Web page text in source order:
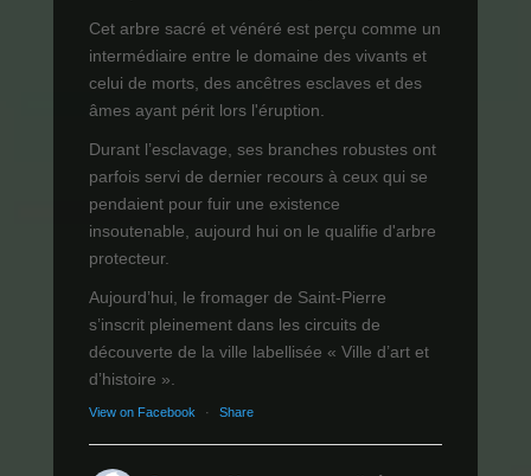
Cet arbre sacré et vénéré est perçu comme un
intermédiaire entre le domaine des vivants et
celui de morts, des ancêtres esclaves et des
âmes ayant périt lors l'éruption.
Durant l’esclavage, ses branches robustes ont
parfois servi de dernier recours à ceux qui se
pendaient pour fuir une existence
insoutenable, aujourd hui on le qualifie d'arbre
protecteur.
Aujourd’hui, le fromager de Saint-Pierre
s’inscrit pleinement dans les circuits de
découverte de la ville labellisée « Ville d’art et
d’histoire ».
View on Facebook · Share